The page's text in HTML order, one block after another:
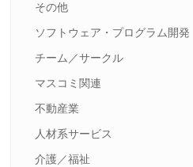
その他
ソフトウェア・プログラム開発
チーム／サークル
マスコミ関連
不動産業
人材系サービス
介護／福祉